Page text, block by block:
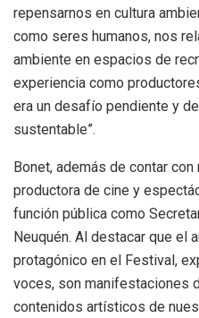
repensarnos en cultura
como seres humanos, nos
ambiente en espacios de
experiencia como
era un desafío pendiente y
sustentable”.
Bonet, además de contar
productora de cine y
función pública como
Neuquén. Al destacar que el
protagónico en el Festival,
voces, son manifestaciones
contenidos artísticos de